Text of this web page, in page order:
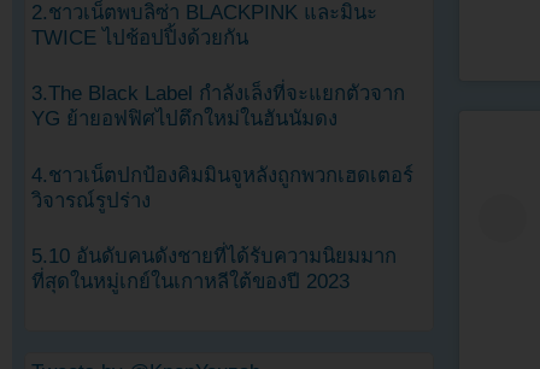
2.ชาวเน็ตพบลิซ่า BLACKPINK และมินะ
TWICE ไปช้อปปิ้งด้วยกัน
3.The Black Label กำลังเล็งที่จะแยกตัวจาก
YG ย้ายอฟฟิศไปตึกใหม่ในฮันนัมดง
4.ชาวเน็ตปกป้องคิมมินจูหลังถูกพวกเฮดเตอร์
วิจารณ์รูปร่าง
5.10 อันดับคนดังชายที่ได้รับความนิยมมาก
ที่สุดในหมู่เกย์ในเกาหลีใต้ของปี 2023